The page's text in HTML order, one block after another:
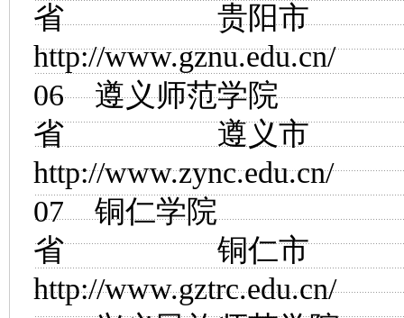
省 贵阳
http://www.gznu.edu.cn/
06遵义师范学院
省 遵义
http://www.zync.edu.cn/
07铜仁学院
省 铜仁
http://www.gztrc.edu.cn/